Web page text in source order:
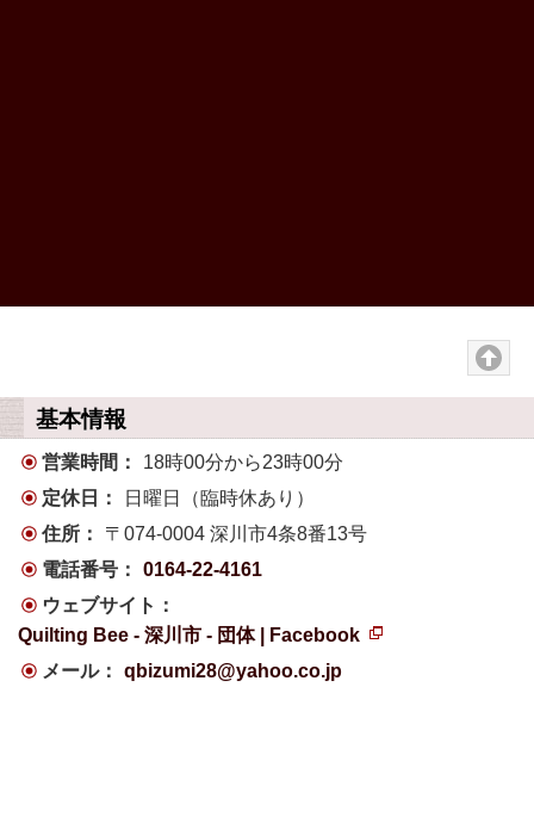
基本情報
営業時間：
18時00分から23時00分
定休日：
日曜日（臨時休あり）
住所：
〒074-0004 深川市4条8番13号
電話番号：
0164-22-4161
ウェブサイト：
Quilting Bee - 深川市 - 団体 | Facebook
メール： qbizumi28@yahoo.co.jp